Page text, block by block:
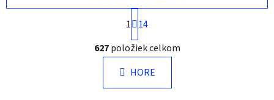
O
v
á
d
S
t
r
á
n
k
1
14
627položiek celkom
HORE